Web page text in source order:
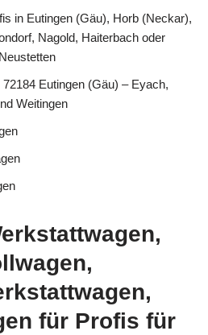
in Eutingen (Gäu), Horb (Neckar),
Nagold, Haiterbach oder
Eutingen (Gäu) – Eyach,
Weitingen
für Profis für